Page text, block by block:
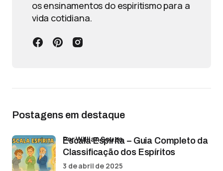
os ensinamentos do espiritismo para a
vida cotidiana.
Postagens em destaque
Escala Espírita – Guia Completo da
Classificação dos Espíritos
por Willian Souza
3 de abril de 2025